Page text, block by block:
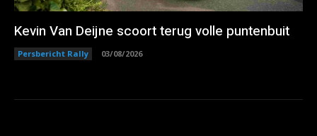
Kevin Van Deijne scoort terug volle puntenbuit
Persbericht Rally 03/08/2026